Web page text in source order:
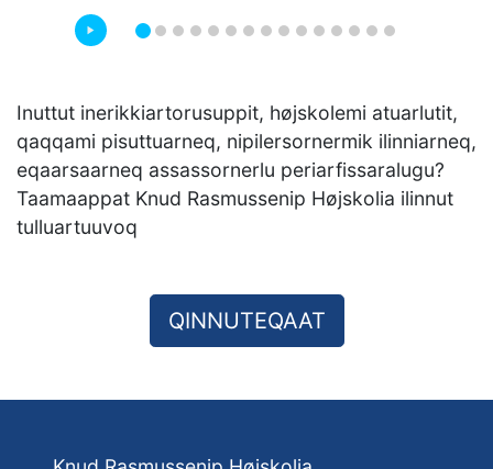
Inuttut inerikkiartorusuppit, højskolemi atuarlutit,
qaqqami pisuttuarneq, nipilersornermik ilinniarneq,
eqaarsaarneq assassornerlu periarfissaralugu?
Taamaappat Knud Rasmussenip Højskolia ilinnut
tulluartuuvoq
QINNUTEQAAT